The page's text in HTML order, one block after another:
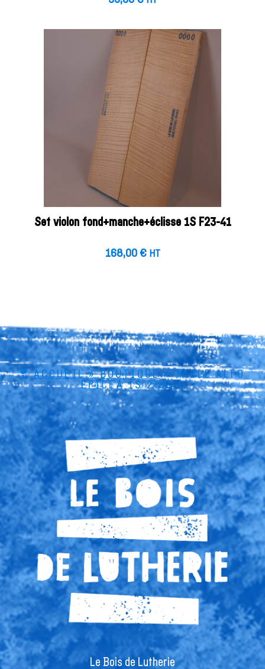
Set violon fond+manche+éclisse 1S F23-41
168,00 € HT
ACCUEIL»BOUTIQUE»TABLE ALTO
ÉPICÉA 1S 25A41
Le Bois de Lutherie